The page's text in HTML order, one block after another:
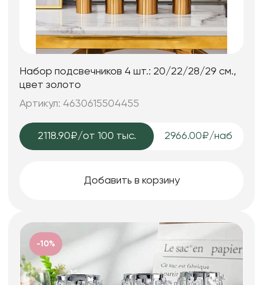
Сухоцветы
Набор подсвечников 4 шт.: 20/22/28/29 см.,
цвет золото
Артикул: 4630615504455
2118.90₽/от 100 тыс. 2966.00₽/наб
Добавить в корзину
-10%